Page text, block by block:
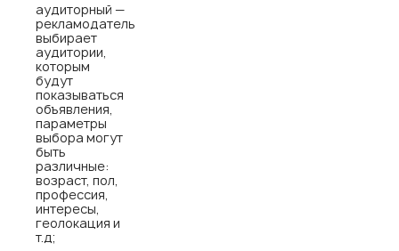
аудиторный —
рекламодатель
выбирает
аудитории,
которым
будут
показываться
объявления,
параметры
выбора могут
быть
различные:
возраст, пол,
профессия,
интересы,
геолокация и
т.д;